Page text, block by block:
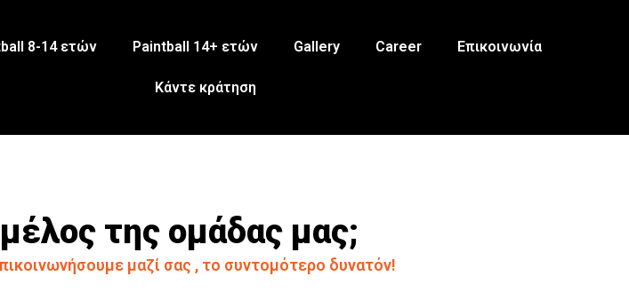
8-14 ετών Paintball 14+ ετών Gallery Career Επικοινωνία
Κάντε κράτηση
της ομάδας μας;
μαζί σας , το συντομότερο δυνατόν!